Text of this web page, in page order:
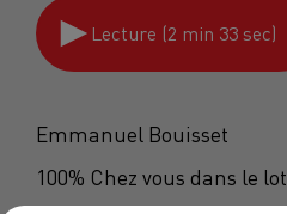
Lecture (2 min 33 sec)
Emmanuel Bouisset
100% Chez vous dans le lot